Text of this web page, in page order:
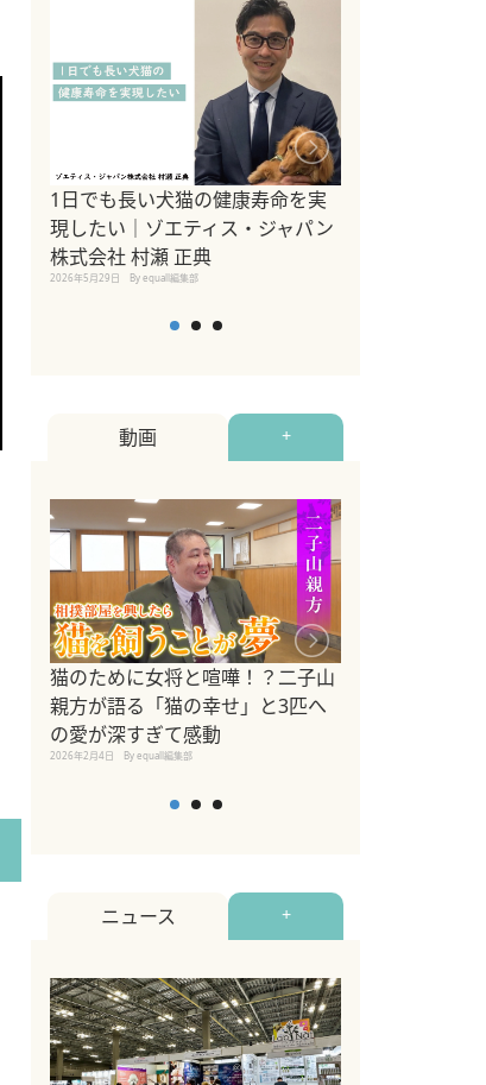
1日でも長い犬猫の健康寿命を実
現したい｜ゾエティス・ジャパン
株式会社 村瀬 正典
2026年5月29日 By equall編集部
動画 +
猫のために女将と喧嘩！？二子山
親方が語る「猫の幸せ」と3匹へ
の愛が深すぎて感動
2026年2月4日 By equall編集部
ニュース +